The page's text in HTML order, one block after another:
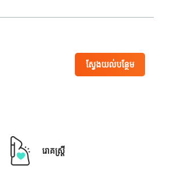
ស្វែងយល់បន្ថែម
រោគស្ត្រី